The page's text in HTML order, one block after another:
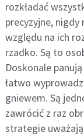
rozkładać
precyzyjne, nigdy
względu na ich
rzadko. Są to
Doskonale
łatwo
gniewem. Są
zawrócić z raz
strategie uważają